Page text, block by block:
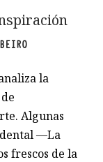
la
Algunas
—La
frescos de la